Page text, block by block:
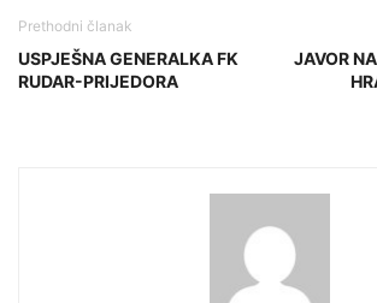
Prethodni članak
USPJEŠNA GENERALKA FK
RUDAR-PRIJEDORA
JAVOR